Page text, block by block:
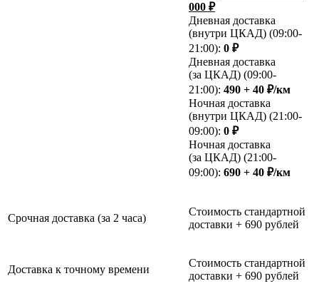
000 ₽
Дневная доставка
(внутри ЦКАД) (09:00-
21:00): 0 ₽
Дневная доставка
(за ЦКАД) (09:00-
21:00): 490 + 40 ₽/км
Ночная доставка
(внутри ЦКАД) (21:00-
09:00): 0 ₽
Ночная доставка
(за ЦКАД) (21:00-
09:00): 690 + 40 ₽/км
Срочная доставка (за 2 часа)
Стоимость стандартной
доставки + 690 рублей
Доставка к точному времени
Стоимость стандартной
доставки + 690 рублей